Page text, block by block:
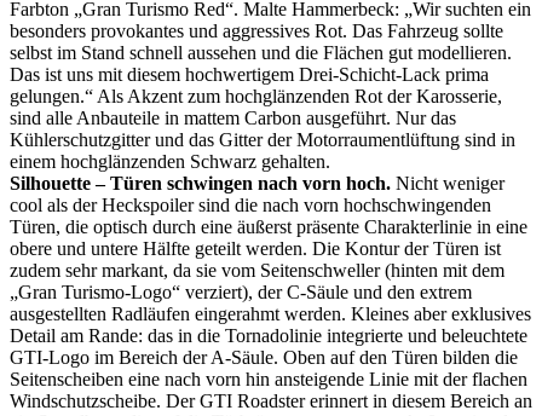
Farbton „Gran Turismo Red“. Malte Hammerbeck: „Wir suchten ein
besonders provokantes und aggressives Rot. Das Fahrzeug sollte
selbst im Stand schnell aussehen und die Flächen gut modellieren.
Das ist uns mit diesem hochwertigem Drei-Schicht-Lack prima
gelungen.“ Als Akzent zum hochglänzenden Rot der Karosserie,
sind alle Anbauteile in mattem Carbon ausgeführt. Nur das
Kühlerschutzgitter und das Gitter der Motorraumentlüftung sind in
einem hochglänzenden Schwarz gehalten.
Silhouette – Türen schwingen nach vorn hoch. Nicht weniger
cool als der Heckspoiler sind die nach vorn hochschwingenden
Türen, die optisch durch eine äußerst präsente Charakterlinie in eine
obere und untere Hälfte geteilt werden. Die Kontur der Türen ist
zudem sehr markant, da sie vom Seitenschweller (hinten mit dem
„Gran Turismo-Logo“ verziert), der C-Säule und den extrem
ausgestellten Radläufen eingerahmt werden. Kleines aber exklusives
Detail am Rande: das in die Tornadolinie integrierte und beleuchtete
GTI-Logo im Bereich der A-Säule. Oben auf den Türen bilden die
Seitenscheiben eine nach vorn hin ansteigende Linie mit der flachen
Windschutzscheibe. Der GTI Roadster erinnert in diesem Bereich an